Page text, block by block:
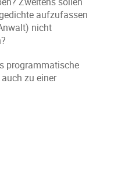
aufzufassen
nicht
programmatische
zu einer